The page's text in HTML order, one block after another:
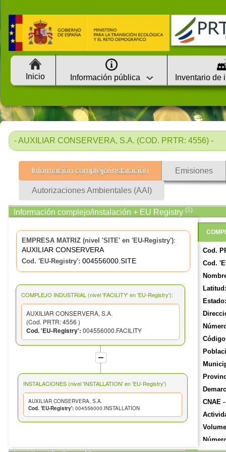
Inicio Información pública Inventario de
- AUXILIAR CONSERVERA, S.A. (COD. PRTR: 4556) -
Información complejo/instalación Emisiones
Autorizaciones Ambientales (AAI)
Información complejo/instalación + EU Registry (1)
EMPRESA MATRIZ (nivel 'SITE' en 'EU-Registry'):
AUXILIAR CONSERVERA
Cod. 'EU-Registry': 004556000.SITE
COMPLEJO INDUSTRIAL (nivel 'FACILITY' en 'EU-Registry'):
AUXILIAR CONSERVERA, S.A.
(Cod. PRTR: 4556 )
Cod. 'EU-Registry': 004556000.FACILITY
INSTALACIONES (nivel 'INSTALLATION' en 'EU-Registry')
AUXILIAR CONSERVERA, S.A.
Cod. 'EU-Registry': 004556000.INSTALLATION
Cod.
Cod.
Latitud:
Estado:
CNAE